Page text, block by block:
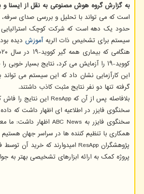
به گزارش گروه هوش مصنوعی به نقل از ایسنا و
است که می تواند با تحلیل و بررسی صدای سرفه، کووید-۱۹ را به دقت تشخیص دهد، سرمایه
سیستم برای تشخیص ذات الریهآموزش دیده بود، اما در سال ۲۰۱۹ پژوهشگران نشان دادند که
کووید-۱۹ را آزمایش می کرد، نتایج بسیار خوبی را نشان داد.
گرفته تنها دو نفر نتایج مثبت کاذب داشتند.
بلافاصله پس از آن که ResApp این نتایج را فاش کرد، شرکت دارویی فایزر در ابتدا حدود ۶۵ میلیون دلار برای این فناوری سرمایه گذاری کرد. حالا، در یک اعلامیه رسمی، فایزر قراردادی برای خرید ResApp به قیمت ۱۱۶ میلیون دلار منعقد کرد.
سخنگوی فایزر در اطلاعیه ای اظهار داشت که
همکاری با تنظیم کننده ها در سراسر جهان
پروژه کمک به ارائه ابزارهای تشخیصی بهتر به